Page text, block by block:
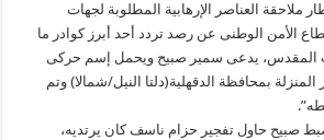
ملاحقة العناصر الإرهابية المطلوبة لجهات
الأمن الوطنى عن رصد تردد أحد أبرز كوادر ما
المقدس، يدعى سمير صبيح ويحمل إسم حركى
بمحافظة الدقهلية(دلتا النيل/شمالا) وتم
ضبط صبيح حاول تفجير حزام ناسف كان يرتديه،